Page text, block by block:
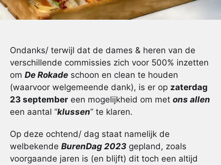
Ondanks/ terwijl dat de dames & heren van de
verschillende commissies zich voor 500% inzetten
om De Rokade schoon en clean te houden
(waarvoor welgemeende dank), is er op zaterdag
23 september een mogelijkheid om met ons allen
een aantal “klussen” te klaren.
Op deze ochtend/ dag staat namelijk de
welbekende BurenDag 2023 gepland, zoals
voorgaande jaren is (en blijft) dit toch een altijd